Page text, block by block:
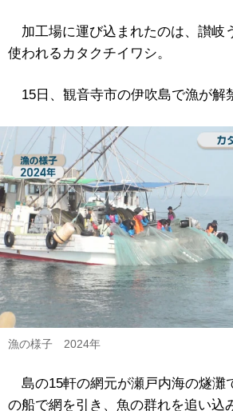
加工場に運び込まれたのは、讃岐
使われるカタクチイワシ。
15日、観音寺市の伊吹島で漁が解
漁の様子 2024年
島の15軒の網元が瀬戸内海の燧灘
の船で網を引き、魚の群れを追い込